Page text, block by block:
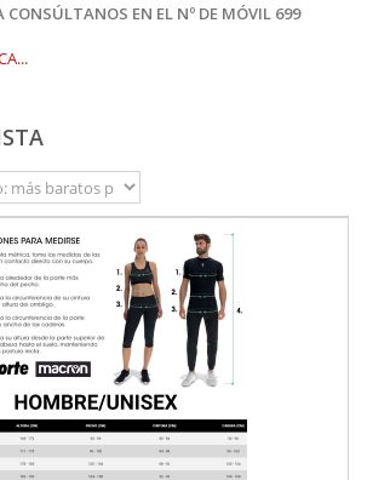
CONSÚLTANOS EN EL Nº DE MÓVIL 699